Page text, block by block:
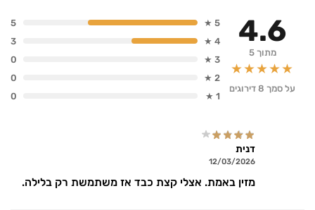
4.6
מתוך 5
★★★★★
על סמך 8 דירוגים
5 ★
5
4 ★
3
3 ★
0
2 ★
0
1 ★
0
דנית
12/03/2026
מזין באמת. אצלי קצת כבד אז משתמשת רק בלילה.